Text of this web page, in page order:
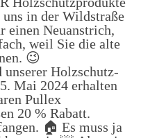
in der Wildstraße
einen Neuanstrich,
weil Sie die alte
😉
unserer Holzschutz-
Mai 2024 erhalten
Pullex
20 % Rabatt.
🏠 Es muss ja